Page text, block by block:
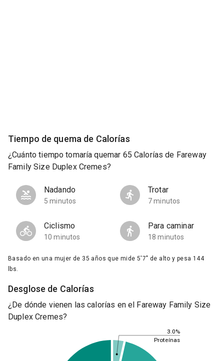
Tiempo de quema de Calorías
¿Cuánto tiempo tomaría quemar 65 Calorías de Fareway
Family Size Duplex Cremes?
Nadando
5 minutos
Trotar
7 minutos
Ciclismo
10 minutos
Para caminar
18 minutos
Basado en una mujer de 35 años que mide 5'7" de alto y pesa 144
lbs.
Desglose de Calorías
¿De dónde vienen las calorías en el Fareway Family Size
Duplex Cremes?
3.0%
Proteínas